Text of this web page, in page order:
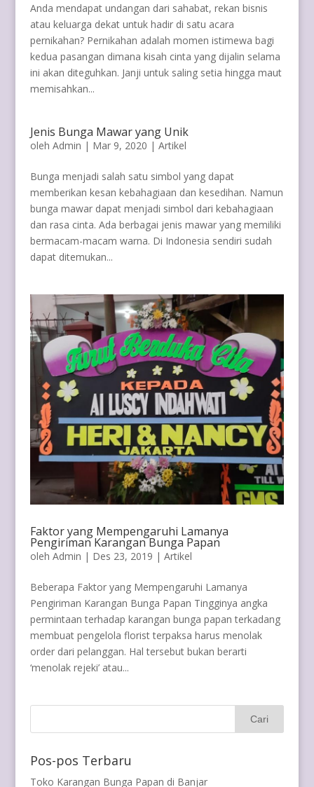
Anda mendapat undangan dari sahabat, rekan bisnis
atau keluarga dekat untuk hadir di satu acara
pernikahan? Pernikahan adalah momen istimewa bagi
kedua pasangan dimana kisah cinta yang dijalin selama
ini akan diteguhkan. Janji untuk saling setia hingga maut
memisahkan...
Jenis Bunga Mawar yang Unik
oleh Admin | Mar 9, 2020 | Artikel
Bunga menjadi salah satu simbol yang dapat
memberikan kesan kebahagiaan dan kesedihan. Namun
bunga mawar dapat menjadi simbol dari kebahagiaan
dan rasa cinta. Ada berbagai jenis mawar yang memiliki
bermacam-macam warna. Di Indonesia sendiri sudah
dapat ditemukan...
Faktor yang Mempengaruhi Lamanya
Pengiriman Karangan Bunga Papan
oleh Admin | Des 23, 2019 | Artikel
Beberapa Faktor yang Mempengaruhi Lamanya
Pengiriman Karangan Bunga Papan Tingginya angka
permintaan terhadap karangan bunga papan terkadang
membuat pengelola florist terpaksa harus menolak
order dari pelanggan. Hal tersebut bukan berarti
‘menolak rejeki’ atau...
Pos-pos Terbaru
Toko Karangan Bunga Papan di Banjar